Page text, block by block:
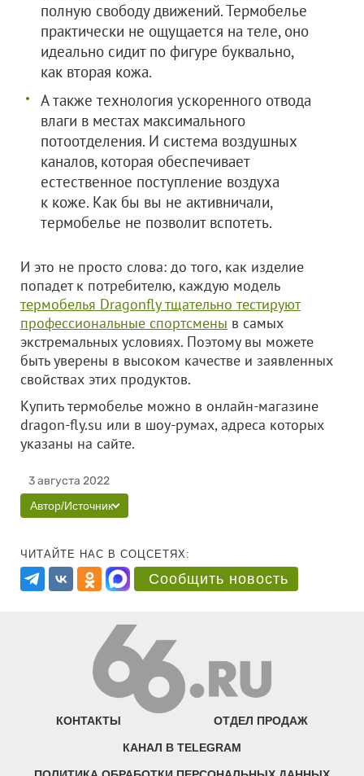
полную свободу движений. Термобелье
практически не ощущается на теле, оно
идеально сидит по фигуре буквально,
как вторая кожа.
А также технология ускоренного отвода
влаги в местах максимального
потоотделения. И система воздушных
каналов, которая обеспечивает
естественное поступление воздуха
к коже. Как бы вы не активничали,
термобелье не позволит вспотеть.
И это не просто слова: до того, как изделие
попадет к потребителю, каждую модель
термобелья Dragonfly тщательно тестируют
профессиональные спортсмены в самых
экстремальных условиях. Поэтому вы можете
быть уверены в высоком качестве и заявленных
свойствах этих продуктов.
Купить термобелье можно в онлайн-магазине
dragon-fly.su или в шоу-румах, адреса которых
указаны на сайте.
3 августа 2022
Автор/Источник
ЧИТАЙТЕ НАС В СОЦСЕТЯХ:
Сообщить новость
КОНТАКТЫ ОТДЕЛ ПРОДАЖ
КАНАЛ В TELEGRAM